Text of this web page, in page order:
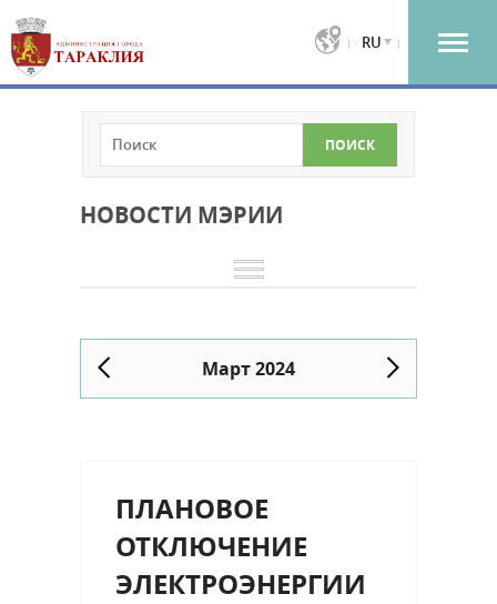
RU
НОВОСТИ МЭРИИ
Март 2024
ПЛАНОВОЕ
ОТКЛЮЧЕНИЕ
ЭЛЕКТРОЭНЕРГИИ